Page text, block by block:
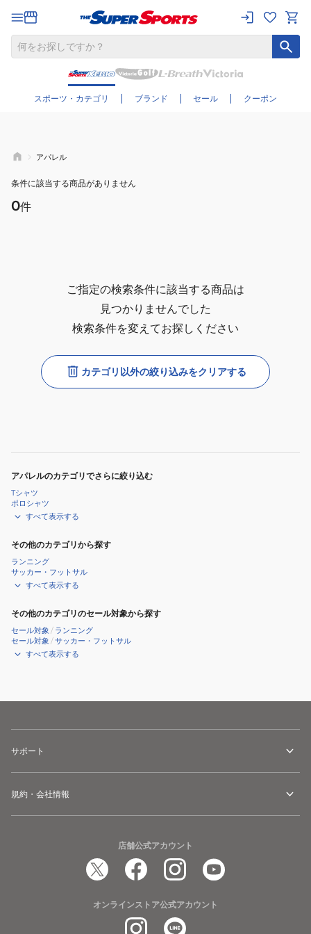
スポーツ・カテゴリ ブランド セール クーポン
さらに絞り込む
アパレル
条件に該当する商品がありません
0件
ご指定の検索条件に該当する商品は
見つかりませんでした
検索条件を変えてお探しください
カテゴリ以外の絞り込みをクリアする
アパレルのカテゴリでさらに絞り込む
Tシャツ
ポロシャツ
すべて表示する
その他のカテゴリから探す
ランニング
サッカー・フットサル
すべて表示する
その他のカテゴリのセール対象から探す
セール対象 / ランニング
セール対象 /サッカー・フットサル
すべて表示する
サポート
規約・会社情報
店舗公式アカウント
オンラインストア公式アカウント